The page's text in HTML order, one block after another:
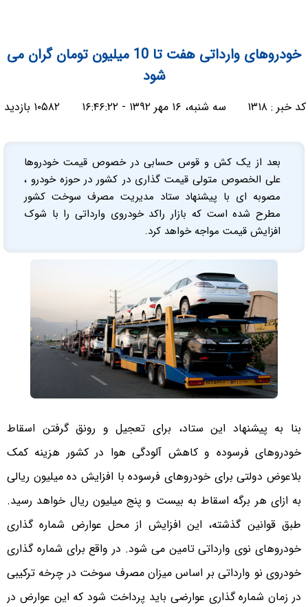
خودروهای وارداتی هفت تا 10 میلیون تومان گران می
شود
کد خبر :۱۳۱۸ سه شنبه، ۱۶ مهر ۱۳۹۲ - ۱۶:۴۶:۲۲ ۱۰۵۸۲ بازدید
بعد از یک کش و قوس حسابی در خصوص قیمت خودروها
علی الخصوص متولی قیمت گذاری در کشور در حوزه خودرو ،
مصوبه ای با پیشنهاد ستاد مدیریت مصرف سوخت کشور
مطرح شده است که بازار راکد خودروی وارداتی را با شوک
افزایش قیمت مواجه خواهد کرد.
بنا به پیشنهاد این ستاد، برای تعجیل و رونق گرفتن اسقاط
خودروهای فرسوده و کاهش آلودگی هوا در کشور هزینه کمک
بلاعوض دولتی برای خودروهای فرسوده با افزایش ده میلیون ریالی
به ازای هر برگه اسقاط به بیست و پنج میلیون ریال خواهد رسید.
طبق قوانین گذشته، این افزایش از محل عوارض شماره گذاری
خودروهای نوی وارداتی تامین می شود. در واقع برای شماره گذاری
خودروی نو وارداتی بر اساس میزان مصرف سوخت در چرخه ترکیبی
در زمان شماره گذاری عوارضی باید پرداخت شود که این عوارض در